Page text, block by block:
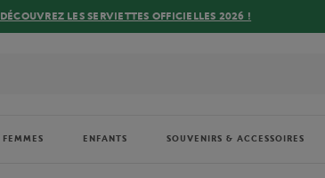
DÉCOUVREZ LES SERVIETTES OFFICIELLES 2026 !
FEMMES ENFANTS SOUVENIRS & ACCESSOIRES